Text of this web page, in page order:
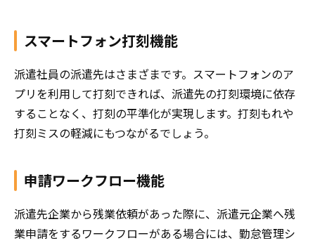
スマートフォン打刻機能
派遣社員の派遣先はさまざまです。スマートフォンのア
プリを利用して打刻できれば、派遣先の打刻環境に依存
することなく、打刻の平準化が実現します。打刻もれや
打刻ミスの軽減にもつながるでしょう。
申請ワークフロー機能
派遣先企業から残業依頼があった際に、派遣元企業へ残
業申請をするワークフローがある場合には、勤怠管理シ